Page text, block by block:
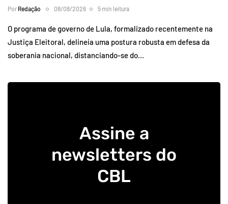
Por Redação 08/08/2026 5 min leitura
O programa de governo de Lula, formalizado recentemente na
Justiça Eleitoral, delineia uma postura robusta em defesa da
soberania nacional, distanciando-se do…
Assine a
newsletters do
CBL